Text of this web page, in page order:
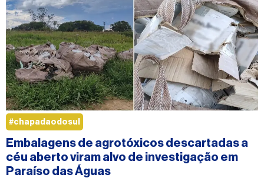
Embalagens de agrotóxicos descartadas a
céu aberto viram alvo de investigação em
Paraíso das Águas
#chapadaodosul